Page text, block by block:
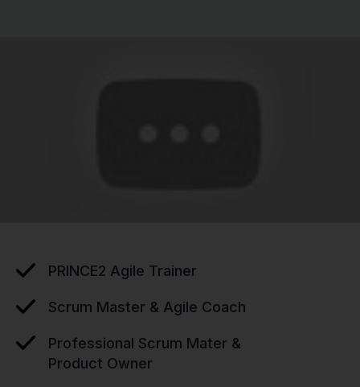
PRINCE2 Agile Trainer
Scrum Master & Agile Coach
Professional Scrum Mater &
Product Owner